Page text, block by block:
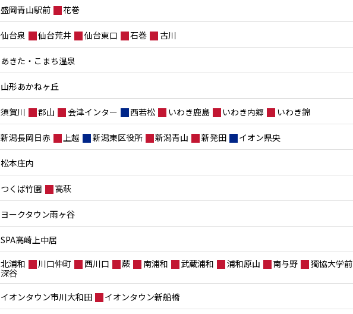
盛岡青山駅前 花巻
仙台泉 仙台荒井 仙台東口 石巻 古川
あきた・こまち温泉
山形あかねヶ丘
須賀川 郡山 会津インター 西若松 いわき鹿島 いわき内郷 いわき錦
新潟長岡日赤 上越 新潟東区役所 新潟青山 新発田 イオン県央
松本庄内
つくば竹園 高萩
ヨークタウン雨ヶ谷
SPA高崎上中居
北浦和 川口仲町 西川口 蕨 南浦和 武蔵浦和 浦和原山 南与野 獨協大学前
深谷
イオンタウン市川大和田 イオンタウン新船橋